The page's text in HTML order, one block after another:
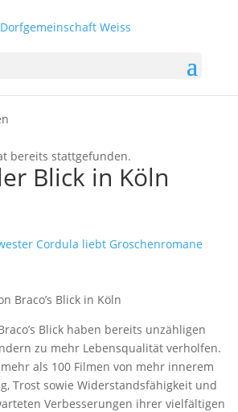
bereits stattgefunden.
Blick in Köln
Cordula liebt Groschenromane
Braco’s Blick in Köln
Blick haben bereits unzähligen
zu mehr Lebensqualität verholfen.
als 100 Filmen von mehr innerem
Trost sowie Widerstandsfähigkeit und
Verbesserungen ihrer vielfältigen